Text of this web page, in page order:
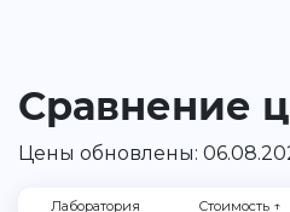
Сравнение
Цены обновлены:
Лаборатория Стоимость ↑